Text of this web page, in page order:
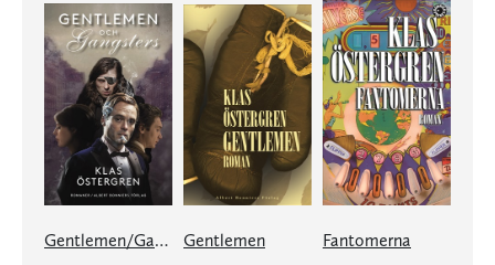
Gentlemen/Gangsters Gentlemen Fantomerna